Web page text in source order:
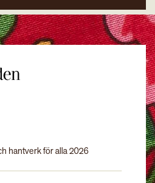
hantverk för alla 2026